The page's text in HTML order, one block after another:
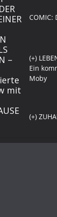
COMIC:
(+)
Ein
Moby
(+)